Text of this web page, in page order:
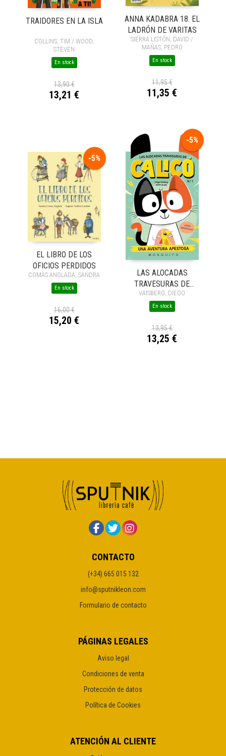
TRAIDORES EN LA ISLA
COLLINS, TIM / WOOD,
STEVEN
En stock
13,90 €
13,21 €
ANNA KADABRA 18. EL
LADRÓN DE VARITAS
SIERRA LISTÓN, DAVID /
MAÑAS, PEDRO
En stock
11,95 €
11,35 €
-5%
EL LIBRO DE LOS
OFICIOS PERDIDOS
COMAS ANGLADA, SANDRA
En stock
16,00 €
15,20 €
-5%
LAS ALOCADAS
TRAVESURAS DE
CALICÓ (N1)
VAISBERG, DIEGO
En stock
13,95 €
13,25 €
CONTACTO
(+34) 665 015 132
info@sputnikleon.com
Formulario de contacto
PÁGINAS LEGALES
Aviso legal
Condiciones de venta
Protección de datos
Política de Cookies
ATENCIÓN AL CLIENTE